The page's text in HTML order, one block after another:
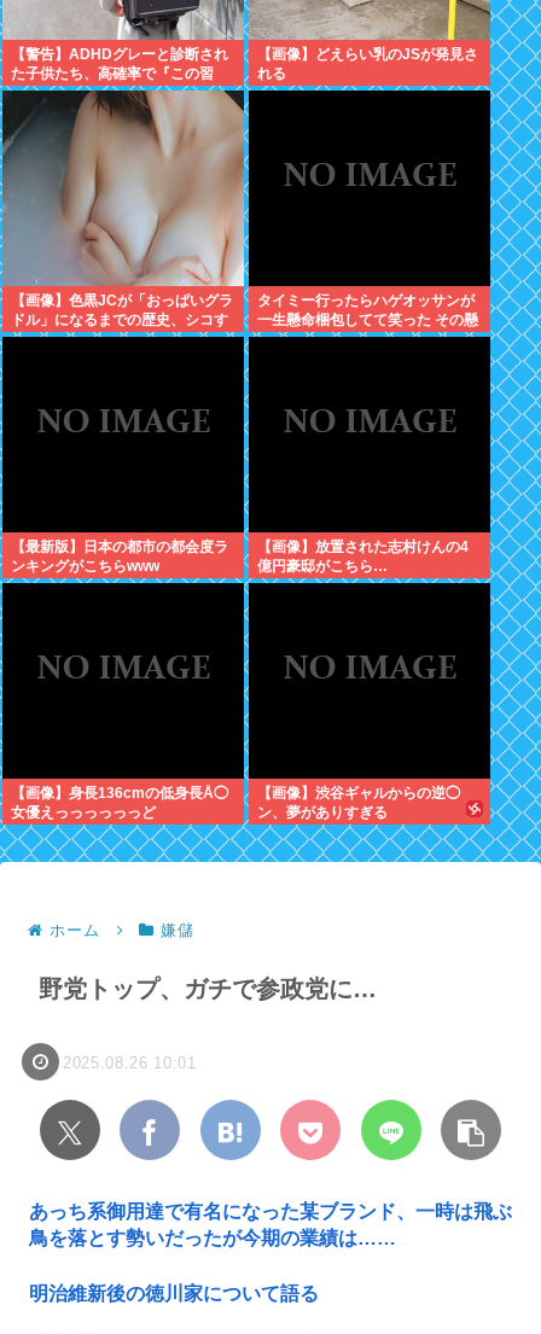
【警告】ADHDグレーと診断され
た子供たち、高確率で『この習
慣』をやっていた→！！！
【画像】どえらい乳のJSが発見さ
れる
【画像】色黒JCが「おっぱいグラ
ドル」になるまでの歴史、シコす
ぎるwww
タイミー行ったらハゲオッサンが
一生懸命梱包してて笑った その懸
命さを別の場面で活かせよ
【最新版】日本の都市の都会度ラ
ンキングがこちらwww
【画像】放置された志村けんの4
億円豪邸がこちら…
【画像】身長136cmの低身長Å◯
女優えっっっっっっど
【画像】渋谷ギャルからの逆◯
ン、夢がありすぎる
ホーム 嫌儲
野党トップ、ガチで参政党に…
2025.08.26 10:01
あっち系御用達で有名になった某ブランド、一時は飛ぶ
鳥を落とす勢いだったが今期の業績は……
明治維新後の徳川家について語る